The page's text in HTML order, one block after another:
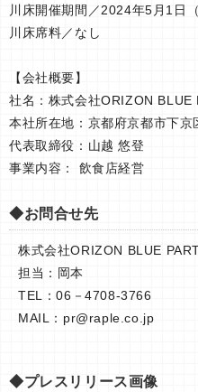
川床開催期間／2024年5月1日
川床席料／なし
【会社概要】
社名：株式会社ORIZON BLUE
本社所在地：京都府京都市下京
代表取締役：山越 悠登
事業内容： 飲食店経営
◆お問合せ先
株式会社ORIZON BLUE
担当：岡本
TEL：06－
MAIL： pr@raple.co.jp
◆プレスリリース画像